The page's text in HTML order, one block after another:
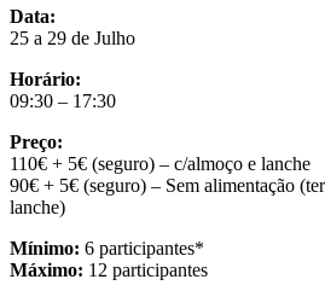
Data:
25 a 29 de Julho
Horário:
09:30 – 17:30
Preço:
110€ + 5€ (seguro) – c/almoço e lanche
90€ + 5€ (seguro) – Sem alimentação
lanche)
Mínimo: 6 participantes*
Máximo: 12 participantes